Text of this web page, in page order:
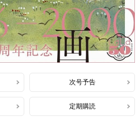
次号予告
定期購読